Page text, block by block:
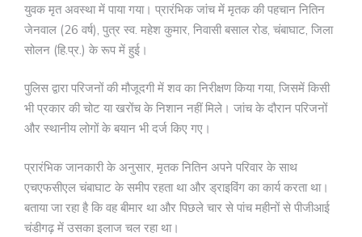
युवक मृत अवस्था में पाया गया। प्रारंभिक जांच में मृतक की पहचान नितिन
जेनवाल (26 वर्ष), पुत्र स्व. महेश कुमार, निवासी बसाल रोड, चंबाघाट, जिला
सोलन (हि.प्र.) के रूप में हुई।
पुलिस द्वारा परिजनों की मौजूदगी में शव का निरीक्षण किया गया, जिसमें किसी
भी प्रकार की चोट या खरोंच के निशान नहीं मिले। जांच के दौरान परिजनों
और स्थानीय लोगों के बयान भी दर्ज किए गए।
प्रारंभिक जानकारी के अनुसार, मृतक नितिन अपने परिवार के साथ
एचएफसीएल चंबाघाट के समीप रहता था और ड्राइविंग का कार्य करता था।
बताया जा रहा है कि वह बीमार था और पिछले चार से पांच महीनों से पीजीआई
चंडीगढ़ में उसका इलाज चल रहा था।